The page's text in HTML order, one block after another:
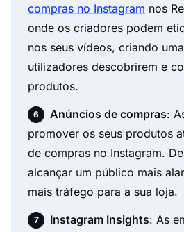
compras no Instagram nos
onde os criadores podem
nos seus vídeos, criando
utilizadores descobrirem e
produtos.
Anúncios de compras:
promover os seus produtos
de compras no Instagram.
alcançar um público mais
mais tráfego para a sua loja.
Instagram Insights: As